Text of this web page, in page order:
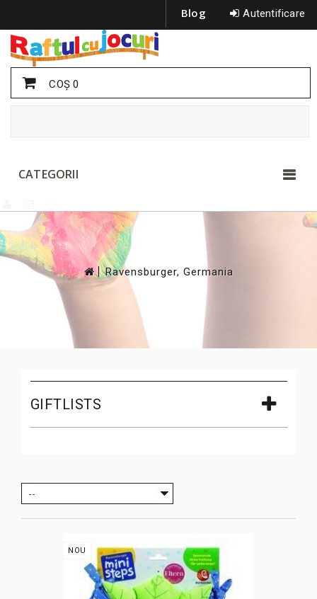
Autentificare
Blog
COŞ0
CATEGORII
>
Ravensburger, Germania
GIFTLISTS
--
NOU